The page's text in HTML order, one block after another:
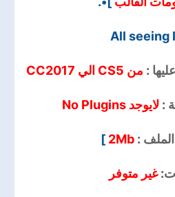
All seeing
: من CS5 الي CC2017
: لايوجد No Plugins
:
2Mb
]
غير متوفر